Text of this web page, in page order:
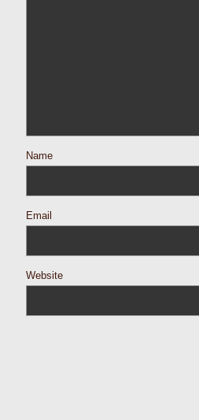
Name
Email
Website